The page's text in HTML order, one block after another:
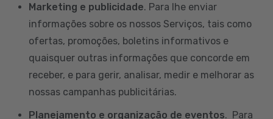
Marketing e publicidade. Para lhe enviar
informações sobre os nossos Serviços, tais como
ofertas, promoções, boletins informativos e
quaisquer outras informações que concorde em
receber, e para gerir, analisar, medir e melhorar as
nossas campanhas publicitárias.
Planejamento e organização de eventos. Para